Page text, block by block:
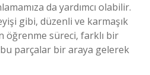
da yardımcı olabilir.
gibi, düzenli ve karmaşık
öğrenme süreci, farklı bir
bu parçalar bir araya gelerek